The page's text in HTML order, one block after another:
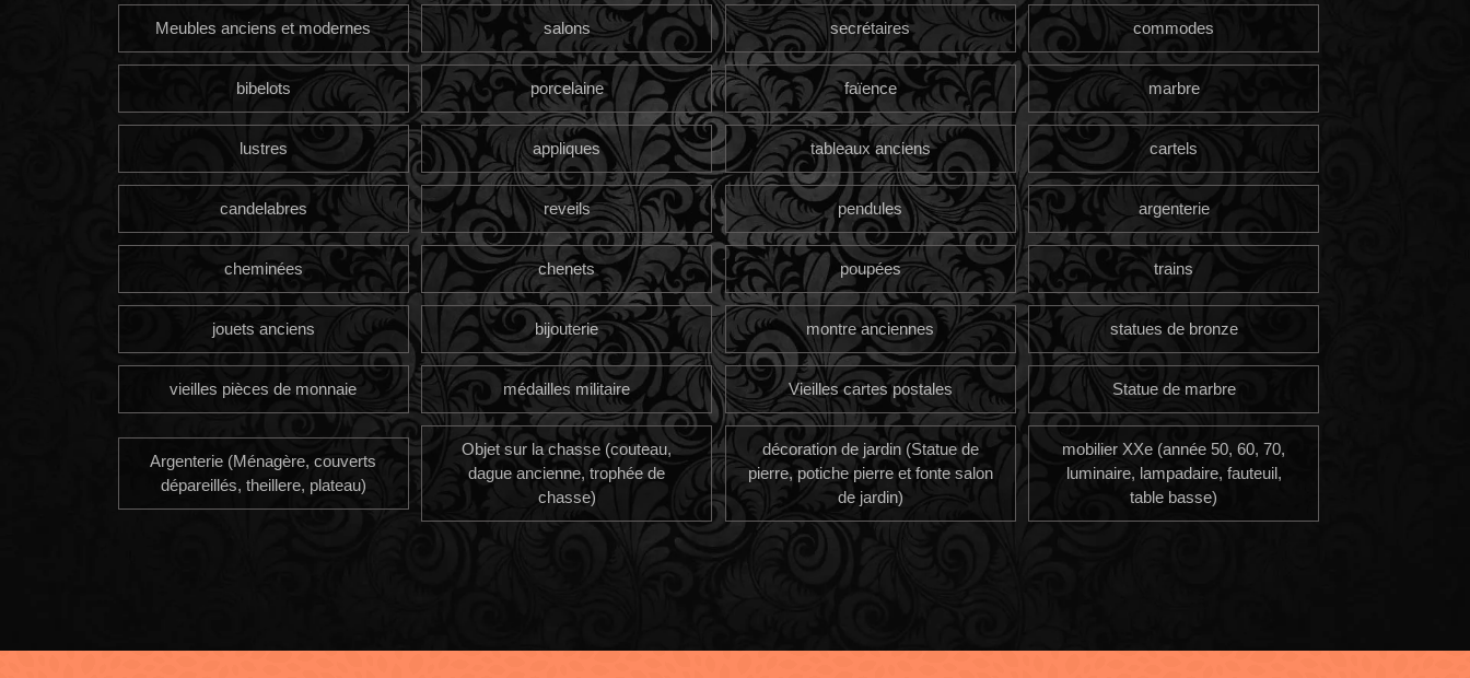
Meubles anciens et modernes salons secrétaires commodes
bibelots porcelaine faïence marbre
lustres appliques tableaux anciens cartels
candelabres reveils pendules argenterie
cheminées chenets poupées trains
jouets anciens bijouterie montre anciennes statues de bronze
vieilles pièces de monnaie médailles militaire Vieilles cartes postales Statue de marbre
Argenterie (Ménagère, couverts
dépareillés, theillere, plateau)
Objet sur la chasse (couteau,
dague ancienne, trophée de
chasse)
décoration de jardin (Statue de
pierre, potiche pierre et fonte salon
de jardin)
mobilier XXe (année 50, 60, 70,
luminaire, lampadaire, fauteuil,
table basse)